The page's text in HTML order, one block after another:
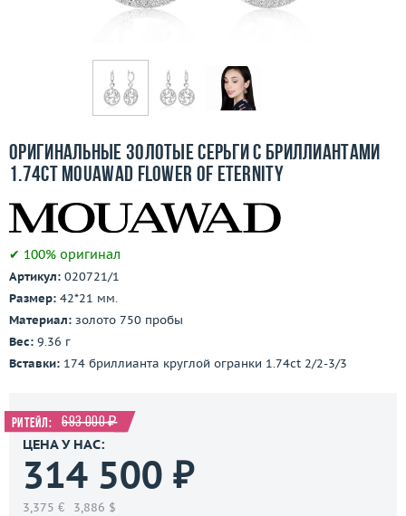
Покупка и оплата
Ломбард
Контакты
3D-тур по шоуруму
Заказать звонок
Оригинальные золотые серьги с бриллиантами
1.74ct Mouawad Flower Of Eternity
✔ 100% оригинал
Артикул: 020721/1
Размер: 42*21 мм.
Материал: золото 750 пробы
Вес: 9.36 г
Вставки: 174 бриллианта круглой огранки 1.74ct 2/2-3/3
Ритейл: 693 000 ₽
ЦЕНА У НАС:
314 500 ₽
3,375 € 3,886 $